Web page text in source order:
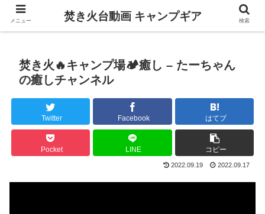
焚き火🔥キャンプ場🏕癒し – たーちゃん
の癒しチャンネル
Twitter Facebook はてブ
Pocket LINE コピー
2022.09.19 2022.09.17
メニュー 焚き火台動画 キャンプギア 検索